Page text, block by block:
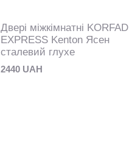
Двері міжкімнатні KORFAD
EXPRESS Kenton Ясен
сталевий глухе
2440 UAH